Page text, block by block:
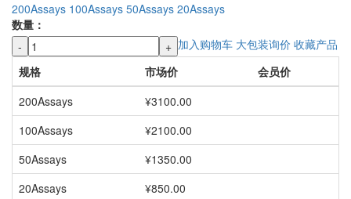
200Assays 100Assays 50Assays 20Assays
数量：
-
+ 加入购物车 大包装询价 收藏产品
规格
市场价
会员价
200Assays
¥3100.00
100Assays
¥2100.00
50Assays
¥1350.00
20Assays
¥850.00